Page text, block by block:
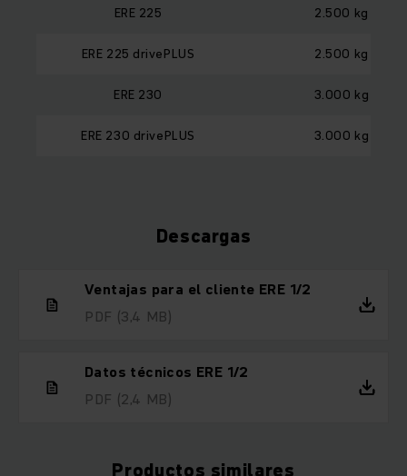
ERE 225 2.500 kg
ERE 225 drivePLUS 2.500 kg
ERE 230 3.000 kg
ERE 230 drivePLUS 3.000 kg
Descargas
Ventajas para el cliente ERE 1/2
PDF (3,4 MB)
Datos técnicos ERE 1/2
PDF (2,4 MB)
Productos similares